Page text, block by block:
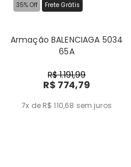
35% Off Frete Grátis
Armação BALENCIAGA 5034
65A
R$ 1.191,99
R$ 774,79
7x de R$ 110,68 sem juros